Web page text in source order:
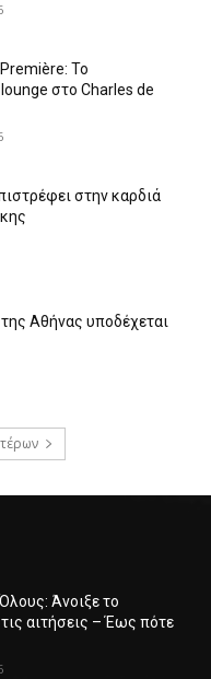
Το
στο Charles de
στην καρδιά
Αθήνας υποδέχεται
Άνοιξε το
αιτήσεις – Έως πότε